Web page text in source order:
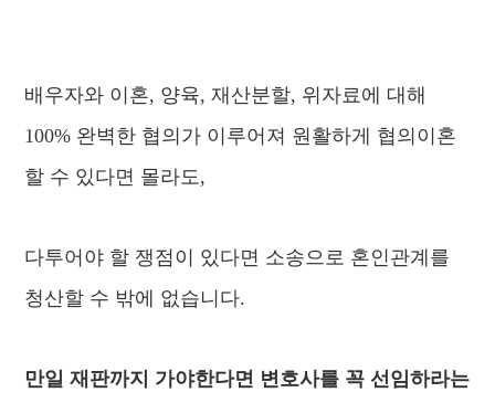
배우자와 이혼, 양육, 재산분할, 위자료에 대해
100% 완벽한 협의가 이루어져 원활하게 협의이혼
할 수 있다면 몰라도,
다투어야 할 쟁점이 있다면 소송으로 혼인관계를
청산할 수 밖에 없습니다.
만일 재판까지 가야한다면 변호사를 꼭 선임하라는